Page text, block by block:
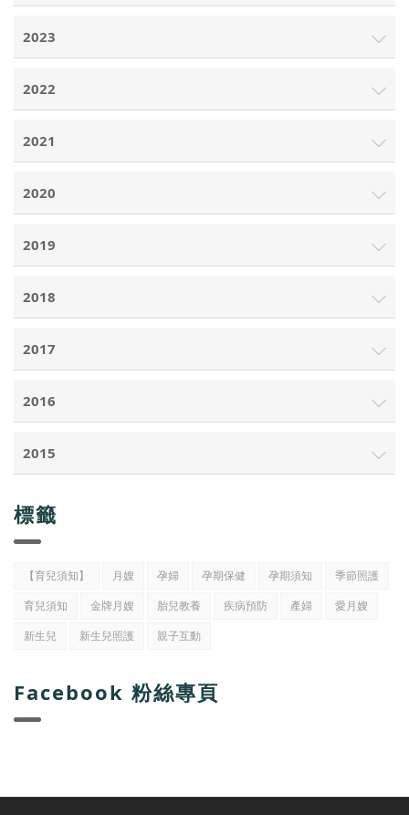
2023
2022
2021
2020
2019
2018
2017
2016
2015
標籤
【育兒須知】 月嫂 孕婦 孕期保健 孕期須知
季節照護
育兒須知
金牌月嫂 胎兒教養 疾病預防 產婦
愛月嫂
新生兒
新生兒照護 親子互動
Facebook 粉絲專頁